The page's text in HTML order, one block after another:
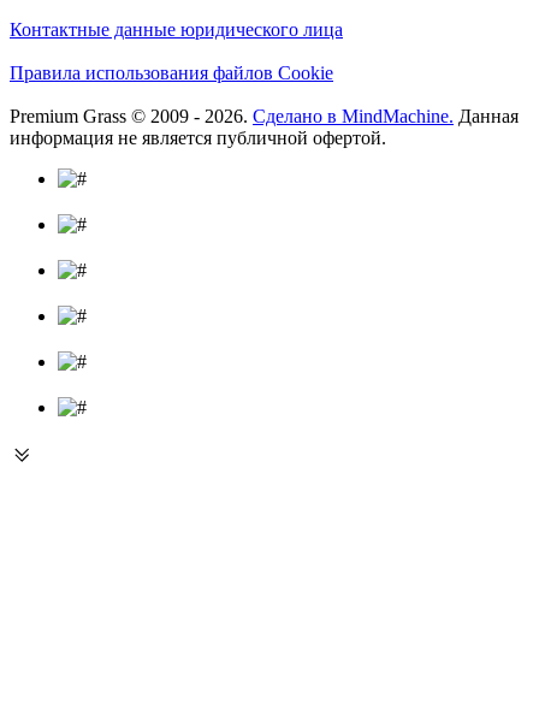
Контактные данные юридического лица
Правила использования файлов Cookie
Premium Grass © 2009 - 2026. Сделано в MindMachine. Данная
информация не является публичной офертой.